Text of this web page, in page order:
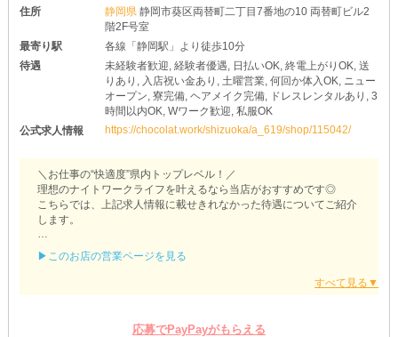
住所
静岡県静岡市葵区両替町二丁目7番地の10 両替町ビル2
階2F号室
最寄り駅
各線「静岡駅」より徒歩10分
待遇
未経験者歓迎, 経験者優遇, 日払いOK, 終電上がりOK, 送
りあり, 入店祝い金あり, 土曜営業, 何回か体入OK, ニュー
オープン, 寮完備, ヘアメイク完備, ドレスレンタルあり, 3
時間以内OK, Wワーク歓迎, 私服OK
公式求人情報
https://chocolat.work/shizuoka/a_619/shop/115042/
＼お仕事の“快適度”県内トップレベル！／
理想のナイトワークライフを叶えるなら当店がおすすめです◎
こちらでは、上記求人情報に載せきれなかった待遇についてご紹介
します。
勤務中は、数字を過度に気にせずのびのびと過ごせるのが魅力！
▶このお店の営業ページを見る
応募でPayPayがもらえる